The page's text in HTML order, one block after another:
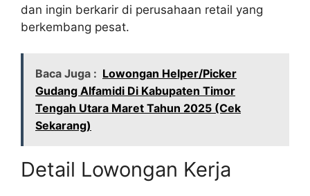
dan ingin berkarir di perusahaan retail yang
berkembang pesat.
Baca Juga : Lowongan Helper/Picker
Gudang Alfamidi Di Kabupaten Timor
Tengah Utara Maret Tahun 2025 (Cek
Sekarang)
Detail Lowongan Kerja